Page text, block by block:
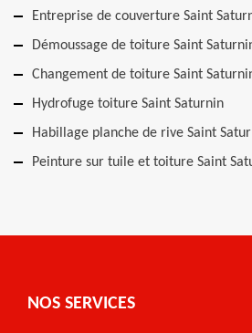
Entreprise de couverture Saint
Démoussage de toiture Saint
Changement de toiture Saint
Hydrofuge toiture Saint Saturnin
Habillage planche de rive Saint
Peinture sur tuile et toiture Saint
NOS SERVICES